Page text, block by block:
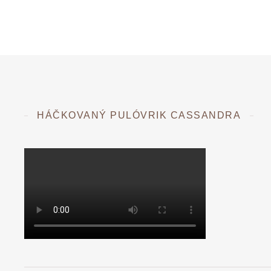
HÁČKOVANÝ PULÓVRIK CASSANDRA